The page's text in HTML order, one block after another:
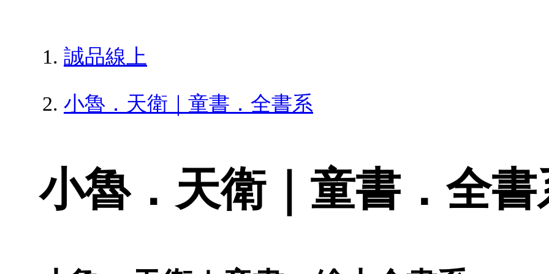
誠品線上
小魯．天衛｜童書．全書系
小魯．天衛｜童書．全書